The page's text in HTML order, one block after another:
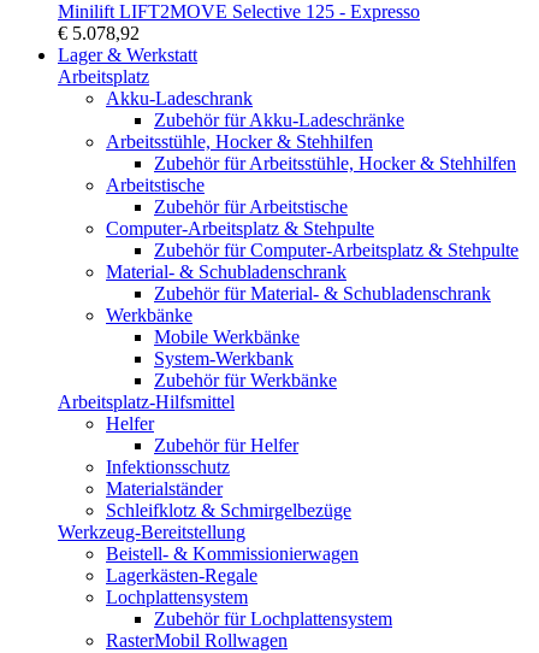
Minilift LIFT2MOVE Selective 125 - Expresso
€ 5.078,92
Lager & Werkstatt
Arbeitsplatz
Akku-Ladeschrank
Zubehör für Akku-Ladeschränke
Arbeitsstühle, Hocker & Stehhilfen
Zubehör für Arbeitsstühle, Hocker & Stehhilfen
Arbeitstische
Zubehör für Arbeitstische
Computer-Arbeitsplatz & Stehpulte
Zubehör für Computer-Arbeitsplatz & Stehpulte
Material- & Schubladenschrank
Zubehör für Material- & Schubladenschrank
Werkbänke
Mobile Werkbänke
System-Werkbank
Zubehör für Werkbänke
Arbeitsplatz-Hilfsmittel
Helfer
Zubehör für Helfer
Infektionsschutz
Materialständer
Schleifklotz & Schmirgelbezüge
Werkzeug-Bereitstellung
Beistell- & Kommissionierwagen
Lagerkästen-Regale
Lochplattensystem
Zubehör für Lochplattensystem
RasterMobil Rollwagen